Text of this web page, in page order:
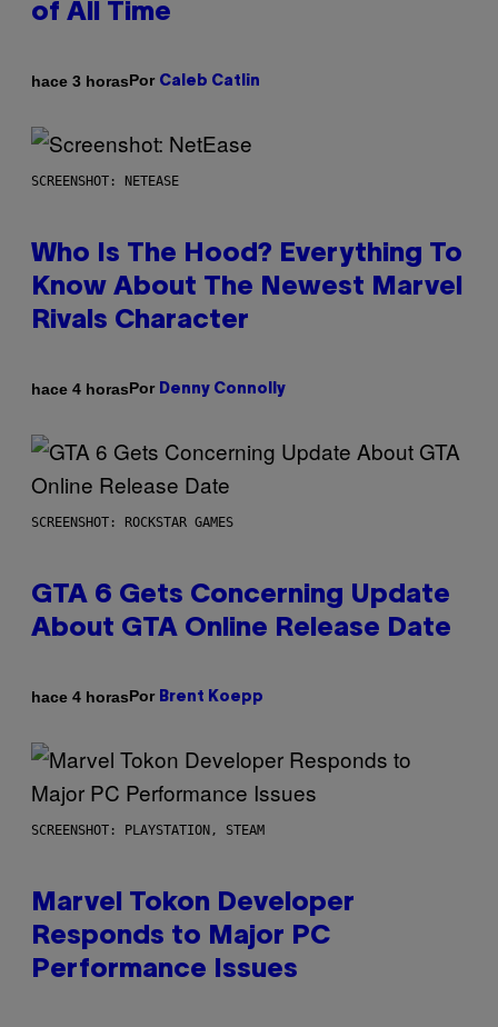
of All Time
hace 3 horasPor Caleb Catlin
SCREENSHOT: NETEASE
Who Is The Hood? Everything To
Know About The Newest Marvel
Rivals Character
hace 4 horasPor Denny Connolly
SCREENSHOT: ROCKSTAR GAMES
GTA 6 Gets Concerning Update
About GTA Online Release Date
hace 4 horasPor Brent Koepp
SCREENSHOT: PLAYSTATION, STEAM
Marvel Tokon Developer
Responds to Major PC
Performance Issues